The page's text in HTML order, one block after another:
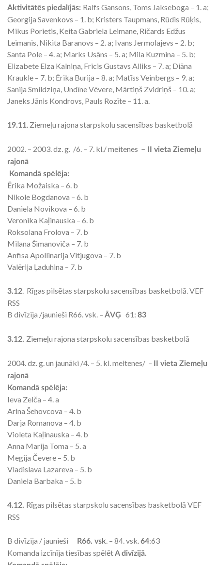
Aktivitātēs piedalījās: Ralfs Gansons, Toms Jakseboga – 1. a;
Georgija Savenkovs – 1. b; Kristers Taupmans, Rūdis Rūķis,
Mikus Porietis, Keita Gabriela Leimane, Ričards Edžus
Leimanis, Nikita Baranovs – 2. a; Ivans Jermolajevs – 2. b;
Santa Pole – 4. a; Marks Usāns – 5. a; Mila Kuzmina – 5. b;
Elizabete Elza Kalniņa, Fricis Gustavs Alliks – 7. a; Diāna
Kraukle – 7. b; Ērika Burija – 8. a; Matīss Veinbergs – 9. a;
Sanija Smildziņa, Undīne Vēvere, Mārtiņš Zvidriņš – 10. a;
Janeks Jānis Kondrovs, Pauls Rozīte – 11. a.
19.11. Ziemeļu rajona starpskolu sacensības basketbolā
2002. – 2003. dz. g. /6. – 7. kl./ meitenes – II vieta Ziemeļu
rajonā
Komandā spēlēja:
Ērika Možaiska – 6. b
Nikole Bogdanova – 6. b
Daniela Novikova – 6. b
Veronika Kaļinauska – 6. b
Roksolana Frolova – 7. b
Milana Šimanoviča – 7. b
Anfisa Apollinarija Vitjugova – 7. b
Valērija Ļaduhina – 7. b
3.12. Rīgas pilsētas starpskolu sacensības basketbolā. VEF
RSS
B divīzija /jaunieši R66. vsk. – ĀVĢ 61: 83
3.12. Ziemeļu rajona starpskolu sacensības basketbolā
2004. dz. g. un jaunāki /4. – 5. kl. meitenes/ –
II vieta Ziemeļu
rajonā
Komandā spēlēja:
Ieva Zelča – 4. a
Arina Šehovcova – 4. b
Darja Romanova – 4. b
Violeta Kaļinauska – 4. b
Anna Marija Toma – 5. a
Megija Čevere – 5. b
Vladislava Lazareva – 5. b
Daniela Barbaka – 5. b
4.12. Rīgas pilsētas starpskolu sacensības basketbolā VEF
RSS
B divīzija / jaunieši R66. vsk. – 84. vsk.64:63
Komanda izcīnīja tiesības spēlētA divīzijā.